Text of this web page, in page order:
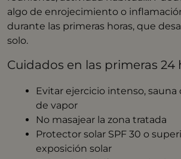
algo de enrojecimiento o
durante las primeras horas, que
solo.
Cuidados en las primeras 24
Evitar ejercicio intenso, sauna
de vapor
No masajear la zona tratada
Protector solar SPF 30 o
exposición solar